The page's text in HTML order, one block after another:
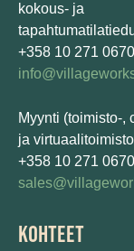
kokous- ja
+358 10 271 0670
Myynti (toimisto-,
ja
+358 10 271 0670
KOHTEET